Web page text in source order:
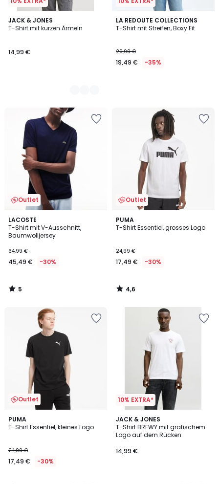
JACK & JONES
T-Shirt mit kurzen Ärmeln
14,99 €
2
Farben
LA REDOUTE COLLECTIONS
T-Shirt mit Streifen, Boxy Fit
29,99 €
19,49 € -35%
Outlet
LACOSTE
T-Shirt mit V-Ausschnitt,
Baumwolljersey
64,99 €
45,49 € -30%
5
/
5
5
/
Outlet
PUMA
T-Shirt Essentiel, grosses Logo
24,99 €
17,49 € -30%
4,6
/ 5
4,6
/
Outlet
PUMA
T-Shirt Essentiel, kleines Logo
24,99 €
17,49 € -30%
4,2
/ 5
2
Farben
10% EXTRA*
JACK & JONES
T-Shirt BREWY mit grafischem
Logo auf dem Rücken
14,99 €
4
Farben